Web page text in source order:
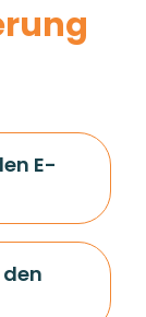
E-